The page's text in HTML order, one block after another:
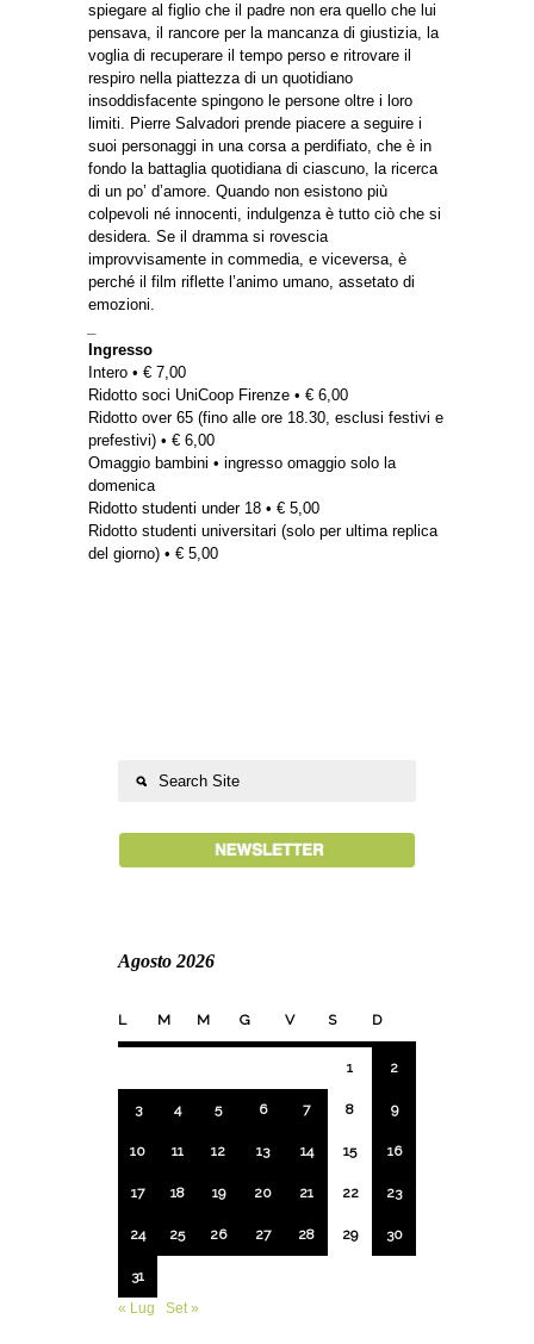
spiegare al figlio che il padre non era quello che lui
pensava, il rancore per la mancanza di giustizia, la
voglia di recuperare il tempo perso e ritrovare il
respiro nella piattezza di un quotidiano
insoddisfacente spingono le persone oltre i loro
limiti. Pierre Salvadori prende piacere a seguire i
suoi personaggi in una corsa a perdifiato, che è in
fondo la battaglia quotidiana di ciascuno, la ricerca
di un po’ d’amore. Quando non esistono più
colpevoli né innocenti, indulgenza è tutto ciò che si
desidera. Se il dramma si rovescia
improvvisamente in commedia, e viceversa, è
perché il film riflette l’animo umano, assetato di
emozioni.
Ingresso
Intero • € 7,00
Ridotto soci UniCoop Firenze • € 6,00
Ridotto over 65 (fino alle ore 18.30, esclusi festivi e
prefestivi) • € 6,00
Omaggio bambini • ingresso omaggio solo la
domenica
Ridotto studenti under 18 • € 5,00
Ridotto studenti universitari (solo per ultima replica
del giorno) • € 5,00
Agosto 2026
L M M G V S D
1 2
3 4 5 6 7 8 9
10 11 12 13 14 15 16
17 18 19 20 21 22 23
24 25 26 27 28 29 30
31
« Lug
Set »